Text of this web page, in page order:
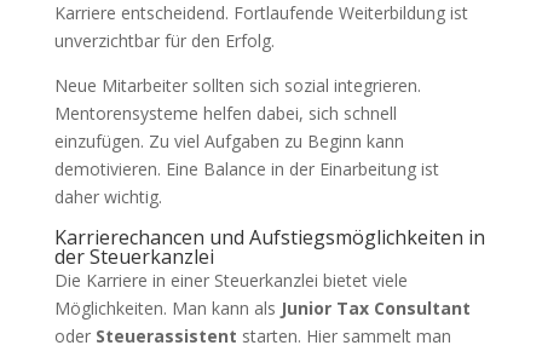
Karriere entscheidend. Fortlaufende Weiterbildung ist
unverzichtbar für den Erfolg.
Neue Mitarbeiter sollten sich sozial integrieren.
Mentorensysteme helfen dabei, sich schnell
einzufügen. Zu viel Aufgaben zu Beginn kann
demotivieren. Eine Balance in der Einarbeitung ist
daher wichtig.
Karrierechancen und Aufstiegsmöglichkeiten in
der Steuerkanzlei
Die Karriere in einer Steuerkanzlei bietet viele
Möglichkeiten. Man kann als Junior Tax Consultant
oder Steuerassistent starten. Hier sammelt man